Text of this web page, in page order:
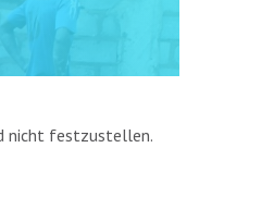
nicht festzustellen.